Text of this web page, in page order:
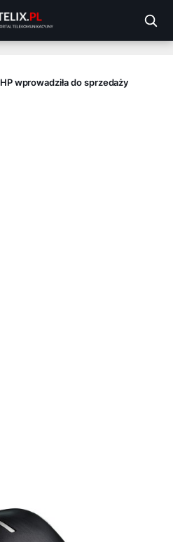
HP wprowadziła do sprzedaży